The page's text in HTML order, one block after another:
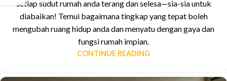
setiap sudut rumah anda terang dan selesa—sia-sia untuk
diabaikan! Temui bagaimana tingkap yang tepat boleh
mengubah ruang hidup anda dan menyatu dengan gaya dan
fungsi rumah impian.
CONTINUE READING